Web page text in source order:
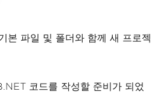
본 파일 및 폴더와 함께 새 프로젝
코드를 작성할 준비가 되었